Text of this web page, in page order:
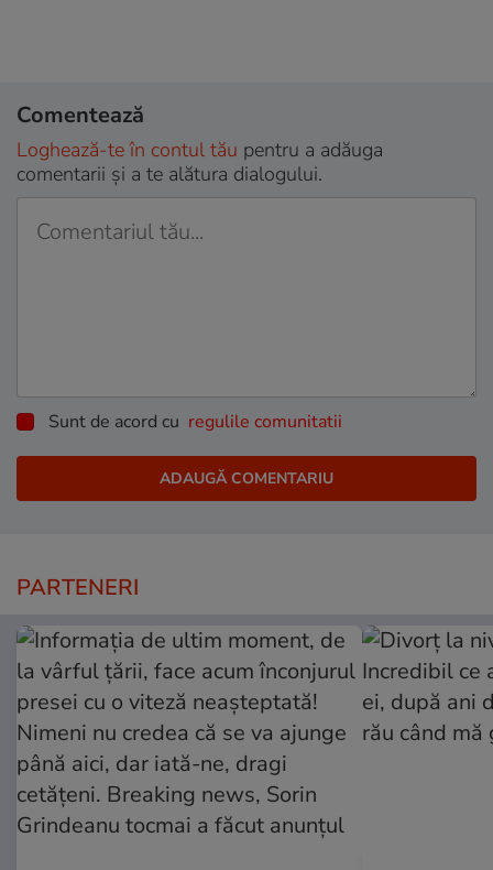
Comentează
Loghează-te în contul tău pentru a adăuga
comentarii și a te alătura dialogului.
Sunt de acord cu regulile comunitatii
PARTENERI